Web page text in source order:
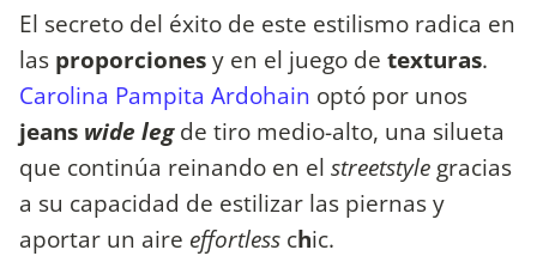
El secreto del éxito de este estilismo radica en
las proporcionesy en el juego de texturas.
Carolina Pampita Ardohain optó por unos
jeans wide legde tiro medio-alto, una silueta
que continúa reinando en el streetstyle gracias
a su capacidad de estilizar las piernas y
aportar un aire effortless chic.